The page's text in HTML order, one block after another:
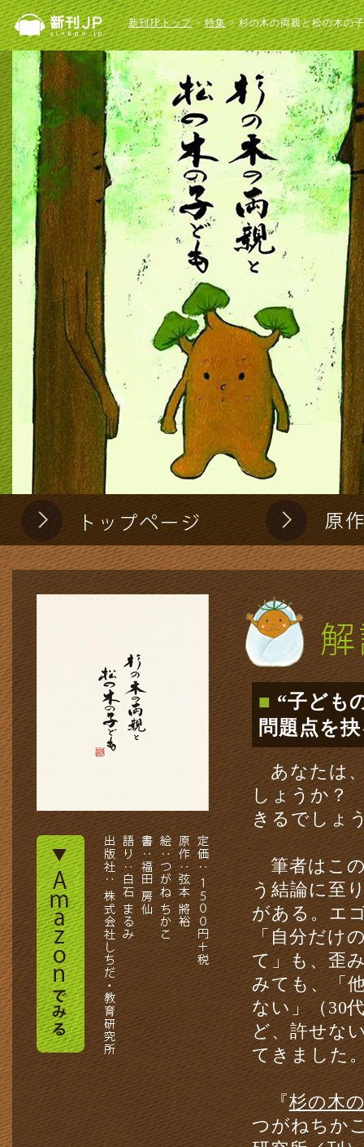
新刊JPトップ>特集> 杉の木の両親と松の木の
トップページ
杉の木の両親と松の木の子ど
Amazonでみる 定価： 1,500円＋税 原作：
■ “子ども
問題点を
あなたは
しょうか？
きるでしょ
筆者はこ
う結論に至
がある。エ
「自分だけ
て」も、歪
みても、「
ない」（30
ど、許せな
てきました
『杉の木
つがねちか